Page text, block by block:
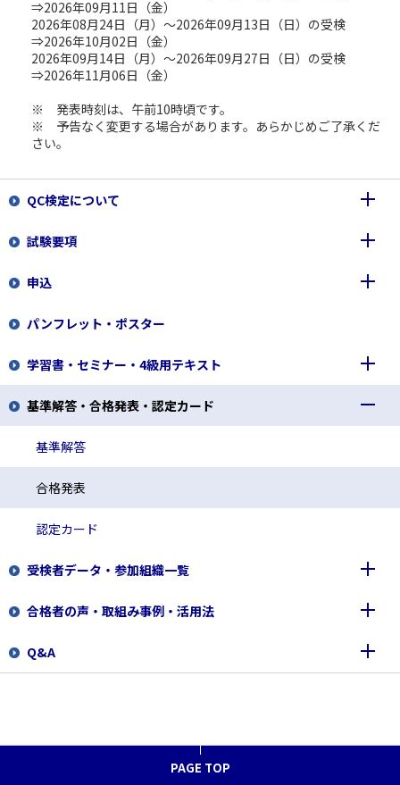
⇒2026年09月11日（金）
2026年08月24日（月）～2026年09月13日（日）の受検
⇒2026年10月02日（金）
2026年09月14日（月）～2026年09月27日（日）の受検
⇒2026年11月06日（金）
※ 発表時刻は、午前10時頃です。
※ 予告なく変更する場合があります。あらかじめご了承くだ
さい。
QC検定について
品質管理検定(QC検定)とは
認定団体、協賛団体のご紹介
運営方針
登録商標（QC検定ロゴマーク等
３級・４級のコンピュータ試験(ＣＢＴ)への変更について
試験要項
各級のレベルと内容
合格基準
各級の問題例
申込
1級・2級（筆記試験）
3級・4級（CBT試験）
パンフレット・ポスター
学習書・セミナー・4級用テキスト
QC検定図書一覧
日本規格協会 主催セミナー
日科技連 主催セミナー
4級用テキスト
基準解答・合格発表・認定カード
基準解答
合格発表
認定カード
受検者データ・参加組織一覧
1～2級成績上位者公表
受検者データ、学校申込データ
合格者の声・取組み事例・活用法
合格者の声
Q&A
団体申込（担当者向け）PAGE TOP